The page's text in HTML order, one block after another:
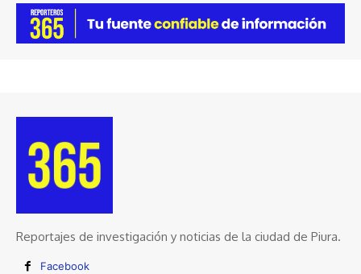
Reportajes de investigación y noticias de la ciudad de Piura.
Facebook